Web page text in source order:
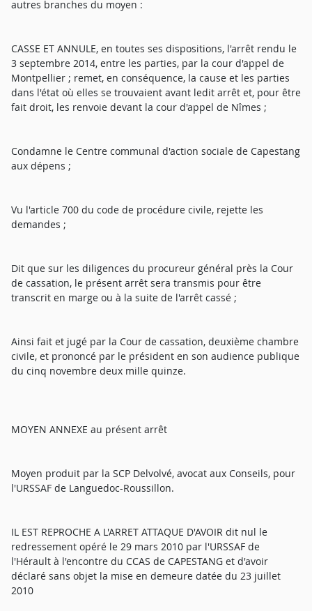
autres branches du moyen :
CASSE ET ANNULE, en toutes ses dispositions, l'arrêt rendu le
3 septembre 2014, entre les parties, par la cour d'appel de
Montpellier ; remet, en conséquence, la cause et les parties
dans l'état où elles se trouvaient avant ledit arrêt et, pour être
fait droit, les renvoie devant la cour d'appel de Nîmes ;
Condamne le Centre communal d'action sociale de Capestang
aux dépens ;
Vu l'article 700 du code de procédure civile, rejette les
demandes ;
Dit que sur les diligences du procureur général près la Cour
de cassation, le présent arrêt sera transmis pour être
transcrit en marge ou à la suite de l'arrêt cassé ;
Ainsi fait et jugé par la Cour de cassation, deuxième chambre
civile, et prononcé par le président en son audience publique
du cinq novembre deux mille quinze.
MOYEN ANNEXE au présent arrêt
Moyen produit par la SCP Delvolvé, avocat aux Conseils, pour
l'URSSAF de Languedoc-Roussillon.
IL EST REPROCHE A L'ARRET ATTAQUE D'AVOIR dit nul le
redressement opéré le 29 mars 2010 par l'URSSAF de
l'Hérault à l'encontre du CCAS de CAPESTANG et d'avoir
déclaré sans objet la mise en demeure datée du 23 juillet
2010